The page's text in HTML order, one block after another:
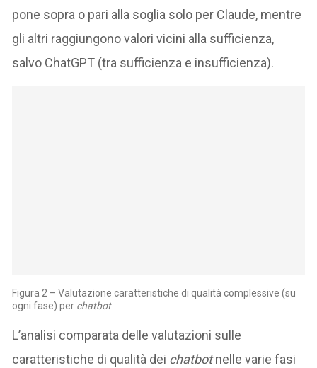
pone sopra o pari alla soglia solo per Claude, mentre
gli altri raggiungono valori vicini alla sufficienza,
salvo ChatGPT (tra sufficienza e insufficienza).
Figura 2 – Valutazione caratteristiche di qualità complessive (su
ogni fase) per chatbot
L’analisi comparata delle valutazioni sulle
caratteristiche di qualità dei chatbotnelle varie fasi